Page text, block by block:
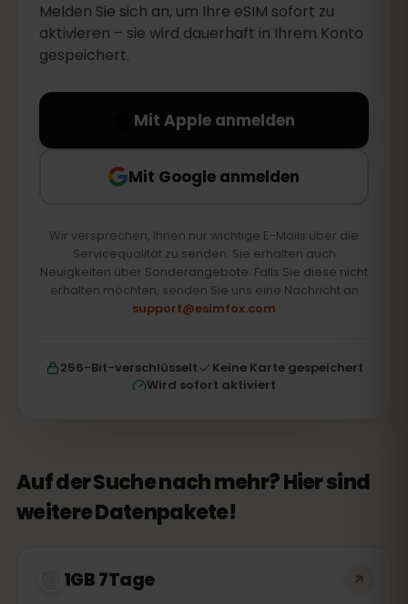
Melden Sie sich an, um Ihre eSIM sofort zu
aktivieren – sie wird dauerhaft in Ihrem Konto
gespeichert.
Mit Apple anmelden
Mit Google anmelden
Wir versprechen, Ihnen nur wichtige E-Mails über die
Servicequalität zu senden. Sie erhalten auch
Neuigkeiten über Sonderangebote. Falls Sie diese nicht
erhalten möchten, senden Sie uns eine Nachricht an
support@esimfox.com
256-Bit-verschlüsselt
Keine Karte gespeichert
Wird sofort aktiviert
Auf der Suche nach mehr? Hier sind
weitere Datenpakete!
1GB 7Tage